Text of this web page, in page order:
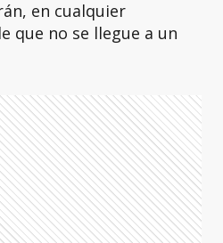
en cualquier
que no se llegue a un